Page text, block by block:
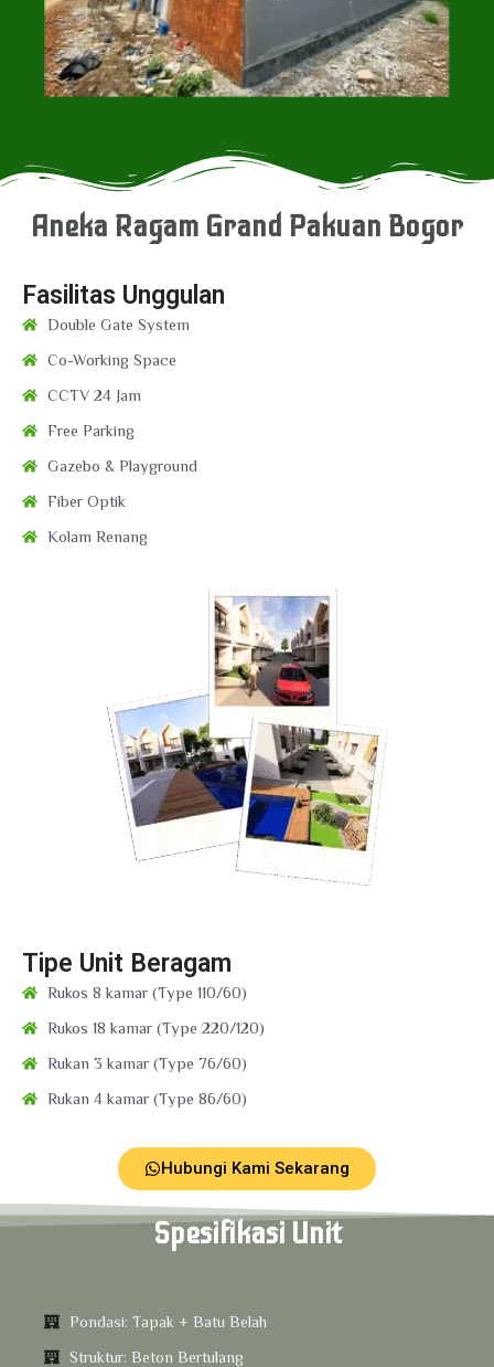
Aneka Ragam Grand Pakuan Bogor
Fasilitas Unggulan
Double Gate System
Co-Working Space
CCTV 24 Jam
Free Parking
Gazebo & Playground
Fiber Optik
Kolam Renang
Tipe Unit Beragam
Rukos 8 kamar (Type 110/60)
Rukos 18 kamar (Type 220/120)
Rukan 3 kamar (Type 76/60)
Rukan 4 kamar (Type 86/60)
Hubungi Kami Sekarang
Spesifikasi Unit
Pondasi: Tapak + Batu Belah
Struktur: Beton Bertulang